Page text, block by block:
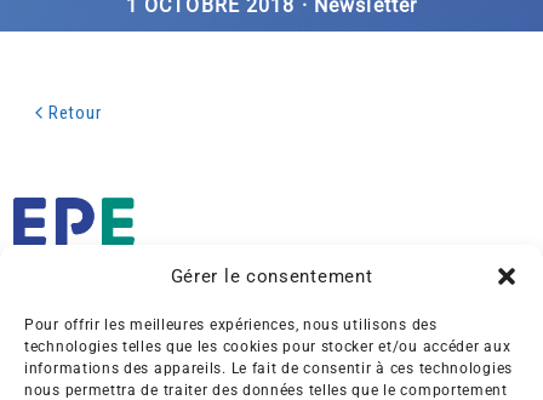
Gérer le consentement
Pour offrir les meilleures expériences, nous utilisons des
technologies telles que les cookies pour stocker et/ou accéder aux
informations des appareils. Le fait de consentir à ces technologies
nous permettra de traiter des données telles que le comportement
1 OCTOBRE 2018 · Newsletter
Retour
l’Environnement (EPE) rassemble une soixantaine de grandes
entreprises françaises et internationales de tous les secteurs
de l’économie, afin de collaborer à leur transformation face